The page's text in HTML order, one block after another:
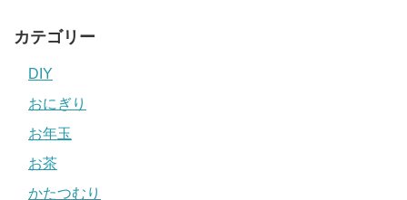
カテゴリー
DIY
おにぎり
お年玉
お茶
かたつむり